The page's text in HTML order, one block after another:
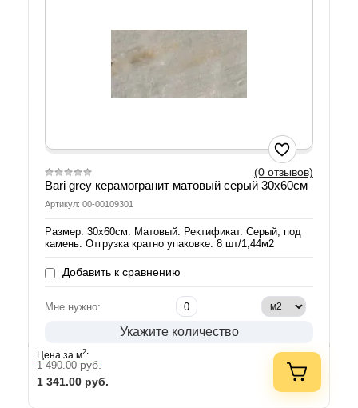
(0 отзывов)
Bari grey керамогранит матовый серый 30х60см
Артикул: 00-00109301
Размер: 30х60см. Матовый. Ректификат. Серый, под
камень. Отгрузка кратно упаковке: 8 шт/1,44м2
Добавить к сравнению
Мне нужно:
Укажите количество
Цена за м2:
1 490.00руб.
1 341.00 руб.